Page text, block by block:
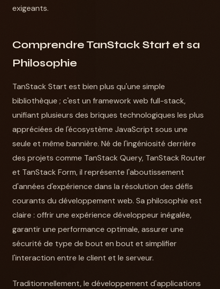
exigeants.
Comprendre TanStack Start et sa
Philosophie
TanStack Start est bien plus qu'une simple
bibliothèque ; c'est un framework web full-stack,
unifiant plusieurs des briques technologiques les plus
appréciées de l'écosystème JavaScript sous une
seule et même bannière. Né de l'ingéniosité derrière
des projets comme TanStack Query, TanStack Router
et TanStack Form, il représente l'aboutissement
d'années d'expérience dans la résolution des défis
courants du développement web. Sa philosophie est
claire : offrir une expérience développeur inégalée,
garantir une performance optimale, assurer une
sécurité de type de bout en bout et simplifier
l'interaction entre le client et le serveur.
Traditionnellement, le développement d'applications